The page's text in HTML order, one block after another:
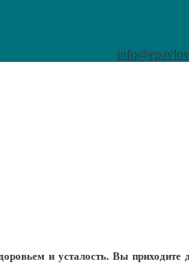
и усталость. Вы приходите